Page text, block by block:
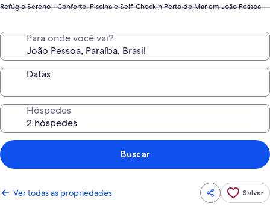
Refúgio Sereno - Conforto, Piscina e Self-Checkin Perto do Mar em João Pessoa
Para onde você vai?
Datas
Hóspedes
Buscar
Ver todas as propriedades Salvar